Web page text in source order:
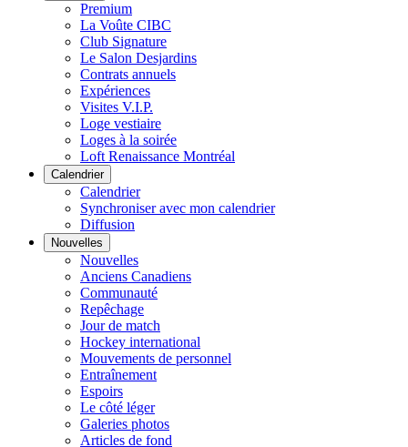
Premium
La Voûte CIBC
Club Signature
Le Salon Desjardins
Contrats annuels
Expériences
Visites V.I.P.
Loge vestiaire
Loges à la soirée
Loft Renaissance Montréal
Calendrier
Calendrier
Synchroniser avec mon calendrier
Diffusion
Nouvelles
Nouvelles
Anciens Canadiens
Communauté
Repêchage
Jour de match
Hockey international
Mouvements de personnel
Entraînement
Espoirs
Le côté léger
Galeries photos
Articles de fond